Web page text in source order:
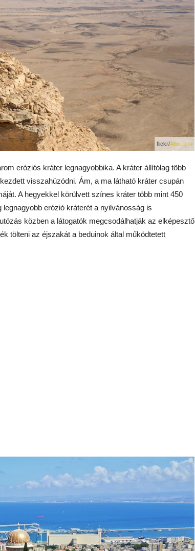
flickr/Alon Ron
eróziós kráter legnagyobbika. A kráter állítólag több
visszahúzódni. Ám, a ma látható kráter csupán
A hegyekkel körülvett színes kráter több mint 450
erózió kráterét a nyilvánosság is
közben a látogatók megcsodálhatják az elképesztő
tölteni az éjszakát a beduinok által működtetett